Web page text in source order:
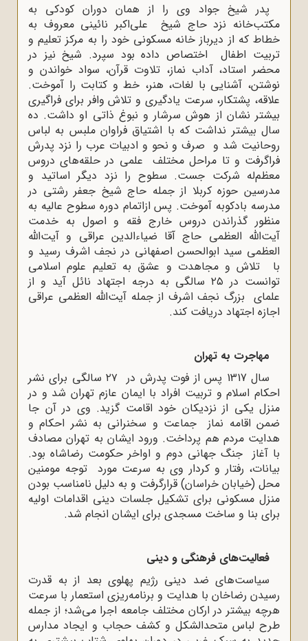
پدر شیخ جواد وی را از همان دوران کودکی به
مکتب‌خانه نزد حاج شیخ علی‌اکبر نائینی معروف به
خطاط که از دیرباز خانه مسکونی خود را به مرکز تعلیم و
تربیت اطفال اختصاص داده بود سپرد. شیخ نیز در
محضر استاد، آداب نماز، تلاوت قرآن، سواد خواندن و
نوشتن، آشنایی با لغات، هنر، خط و کتابت را آموخت.
علاقه، پشتکار، سرعت یادگیری و تلاش وافر برای فراگیری
بیشتر نشان از هوش سرشار و نبوغ ذاتی او داشت. ده
سال بیشتر نداشت که با اشتیاق فراوان ملبس به لباس
روحانیت شد و صرف و نحو و ادبیات عرب را نزد پدرش
فراگرفت و تا مراحل مختلف علمی در حلقه‌های دروس
معظم‌له شرکت ‌جست. سطوح را نزد دیگر اساتید و
مدرسین حوزه کربلا از جمله حاج شیخ جعفر رشتی در
مدرسه بادکوبه آموخت. پس ازاتمام دوره سطوح عالیه به
منظور گذراندن دروس خارج فقه و اصول به خدمت
آیت‌الله العظمی حاج آقا ضیاءالدین عراقی و آیت‌الله
العظمی سید ابوالحسن اصفهانی در نجف اشرف رسید و
با تلاش و مجاهدت و عشق به تعلیم علوم اسلامی
توانست در ۲۵ سالگی به درجه اجتهاد نائل آید و از
علمای بزرگ نجف اشرف از جمله آیت‌الله العظمی عراقی
اجازه اجتهاد دریافت کند.
مهاجرت به تهران
سال 1317 پس از فوت پدرش در ۲۷ سالگی برای نشر
احکام اسلام و تربیت افراد با ایمان عازم تهران شد و در
منزل یکی از نزدیکان خود اقامت گزید. وی در آن جا
ضمن اقامه نماز جماعت و سخنرانی به نشر احکام و
هدایت مردم هم ‌پرداخت. ورود ایشان به تهران مصادف
با آغاز جنگ جهانی دوم و اواخر حکومت رضاشاه بود.
بیانات، رفتار و کردار وی به سرعت مورد توجه مومنین
محل (خیابان خراسان) قرارگرفت و به دلیل نامناسب بودن
منزل مسکونی برای تشکیل جلسات دینی اقدامات اولیه
برای بنا و ساخت مسجدی برای ایشان انجام شد.
فعالیت‌های فرهنگی و دینی
سیاست‌های ضد دینی رژیم پهلوی بعد از به قدرت
رسیدن رضاخان با هدایت و برنامه‌ریزی استعمار با سرعت
هرچه بیشتر در ارکان مختلف جامعه اجرا می‌شد؛ از جمله
طرح لباس متحدالشکل و کشف حجاب و ایجاد مدارس